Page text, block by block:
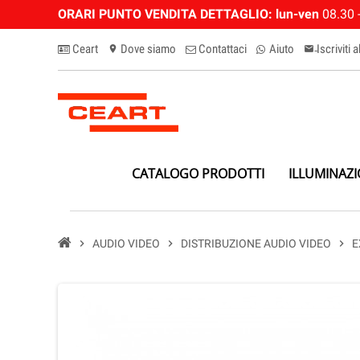
ORARI PUNTO VENDITA DETTAGLIO: lun-ven 08.30
Ceart location_on Dove siamo Contattaci Aiuto email-
Iscriviti
CATALOGO PRODOTTI
chevron_right AUDIO VIDEO chevron_right DISTRIBUZIONE AUDIO VIDEO chevron_right